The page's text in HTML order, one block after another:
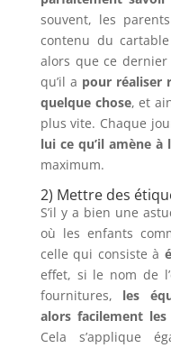
souvent, les
contenu du
alors que ce
qu’il a pour réaliser
quelque chose, et
plus vite. Chaque
lui ce qu’il amène à
maximum.
2) Mettre des
S’il y a bien une
où les enfants
celle qui consiste à
effet, si le nom de
fournitures, les
alors facilement
Cela s’applique